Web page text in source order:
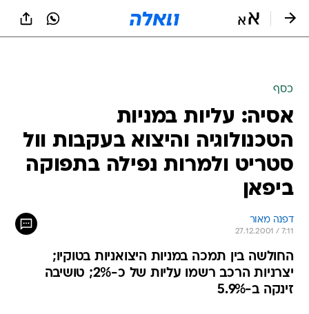
כסף
אסיה: עליות במניות
הטכנולוגיה והיצוא בעקבות וול
סטריט ולמרות נפילה בתפוקה
ביפאן
דפנה מאור
27.12.2001 / 7:11
החולשה בין תמכה במניות היצואניות בטוקיו;
יצרניות הרכב רשמו עליות של כ-2%; טושיבה
זינקה ב-5.9%